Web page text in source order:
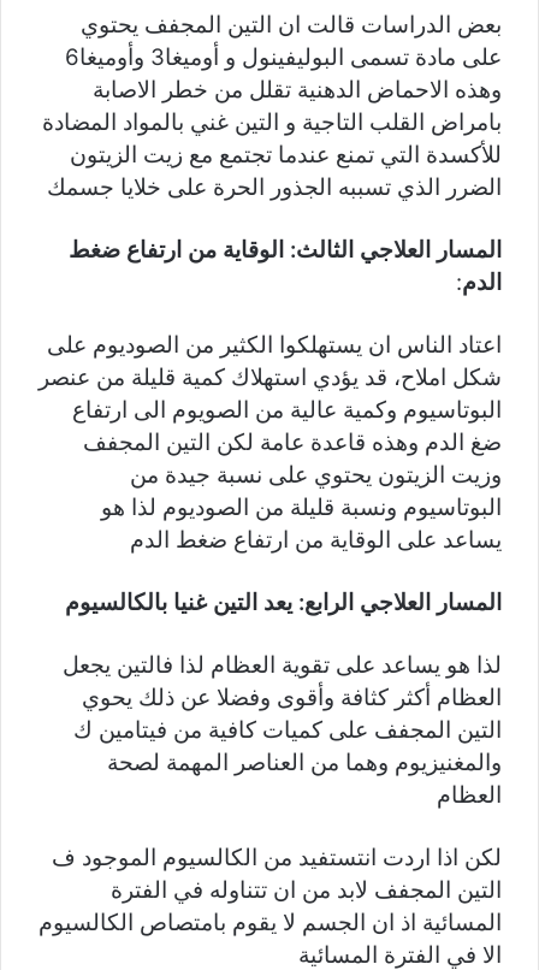
بعض الدراسات قالت ان التين المجفف يحتوي
على مادة تسمى البوليفينول و أوميغا3 وأوميغا6
وهذه الاحماض الدهنية تقلل من خطر الاصابة
بامراض القلب التاجية و التين غني بالمواد المضادة
للأكسدة التي تمنع عندما تجتمع مع زيت الزيتون
الضرر الذي تسببه الجذور الحرة على خلايا جسمك
المسار العلاجي الثالث: الوقاية من ارتفاع ضغط
الدم:
اعتاد الناس ان يستهلكوا الكثير من الصوديوم على
شكل املاح، قد يؤدي استهلاك كمية قليلة من عنصر
البوتاسيوم وكمية عالية من الصويوم الى ارتفاع
ضغ الدم وهذه قاعدة عامة لكن التين المجفف
وزيت الزيتون يحتوي على نسبة جيدة من
البوتاسيوم ونسبة قليلة من الصوديوم لذا هو
يساعد على الوقاية من ارتفاع ضغط الدم
المسار العلاجي الرابع: يعد التين غنيا بالكالسيوم
لذا هو يساعد على تقوية العظام لذا فالتين يجعل
العظام أكثر كثافة وأقوى وفضلا عن ذلك يحوي
التين المجفف على كميات كافية من فيتامين ك
والمغنيزيوم وهما من العناصر المهمة لصحة
العظام
لكن اذا اردت انتستفيد من الكالسيوم الموجود ف
التين المجفف لابد من ان تتناوله في الفترة
المسائية اذ ان الجسم لا يقوم بامتصاص الكالسيوم
الا في الفترة المسائية